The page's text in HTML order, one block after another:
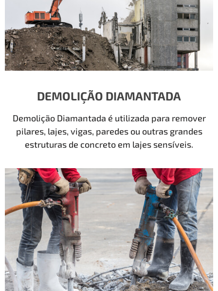
DEMOLIÇÃO DIAMANTADA
Demolição Diamantada é utilizada para remover
pilares, lajes, vigas, paredes ou outras grandes
estruturas de concreto em lajes sensíveis.